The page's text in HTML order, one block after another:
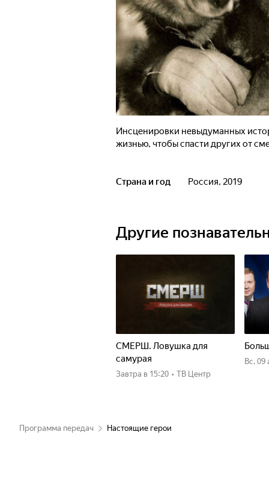
Инсценировки невыдуманных
жизнью, чтобы спасти других от
Страна и год Россия, 2019
Другие
СМЕРШ. Ловушка для
самурая
Завтра в 15:20 • ТВ Центр
вс,
Программа передач Настоящие герои